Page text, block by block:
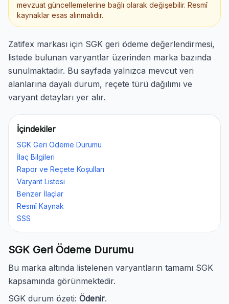
mevzuat güncellemelerine bağlı olarak değişebilir. Resmî
kaynaklar esas alınmalıdır.
Zatifex markası için SGK geri ödeme değerlendirmesi,
listede bulunan varyantlar üzerinden marka bazında
sunulmaktadır. Bu sayfada yalnızca mevcut veri
alanlarına dayalı durum, reçete türü dağılımı ve
varyant detayları yer alır.
İçindekiler
SGK Geri Ödeme Durumu
İlaç Bilgileri
Rapor ve Reçete Koşulları
Varyant Listesi
Benzer İlaçlar
Resmî Kaynak
SSS
SGK Geri Ödeme Durumu
Bu marka altında listelenen varyantların tamamı SGK
kapsamında görünmektedir.
SGK durum özeti: Ödenir.